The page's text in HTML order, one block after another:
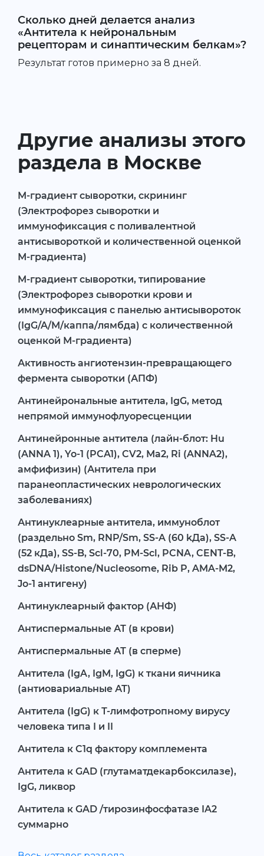
Сколько дней делается анализ
«Антитела к нейрональным
рецепторам и синаптическим белкам»?
Результат готов примерно за 8 дней.
Другие анализы этого
раздела в Москве
M-градиент сыворотки, скрининг
(Электрофорез сыворотки и
иммунофиксация с поливалентной
антисывороткой и количественной оценкой
М-градиента)
M-градиент сыворотки, типирование
(Электрофорез сыворотки крови и
иммунофиксация с панелью антисывороток
(IgG/A/M/каппа/лямбда) c количественной
оценкой М-градиента)
Активность ангиотензин-превращающего
фермента сыворотки (АПФ)
Антинейрональные антитела, IgG, метод
непрямой иммунофлуоресценции
Антинейронные антитела (лайн-блот: Hu
(ANNA 1), Yo-1 (PCA1), CV2, Ма2, Ri (ANNA2),
амфифизин) (Антитела при
паранеопластических неврологических
заболеваниях)
Антинуклеарные антитела, иммуноблот
(раздельно Sm, RNP/Sm, SS-A (60 kДа), SS-A
(52 кДа), SS-B, Scl-70, PM-Scl, PCNA, CENT-B,
dsDNA/Histone/Nucleosome, Rib P, AMA-M2,
Jo-1 антигену)
Антинуклеарный фактор (АНФ)
Антиспермальные АТ (в крови)
Антиспермальные АТ (в сперме)
Антитела (IgA, IgM, IgG) к ткани яичника
(антиовариальные АТ)
Антитела (IgG) к Т-лимфотропному вирусу
человека типа I и II
Антитела к C1q фактору комплемента
Антитела к GAD (глутаматдекарбоксилазе),
IgG, ликвор
Антитела к GAD /тирозинфосфатазе IA2
суммарно